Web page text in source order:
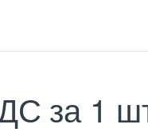
за 1